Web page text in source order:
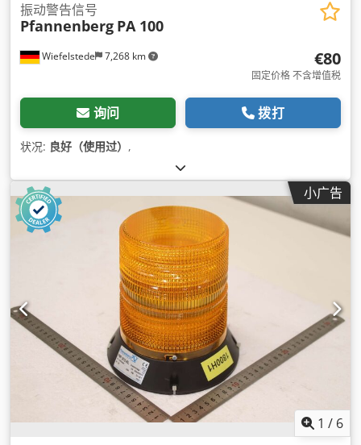
Wiefelstede 7,268 km
振动警告信号
Pfannenberg PA 100
€80
固定价格 不含增值税
询问 拨打
状况: 良好（使用过） ,
小广告
1 / 6